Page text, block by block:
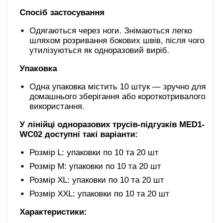
Спосіб застосування
Одягаються через ноги. Знімаються легко
шляхом розривання бокових швів, після чого
утилізуються як одноразовий виріб.
Упаковка
Одна упаковка містить 10 штук — зручно для
домашнього зберігання або короткотривалого
використання.
У лінійці одноразових трусів-підгузків MED1-
WC02 доступні такі варіанти:
Розмір L: упаковки по 10 та 20 шт
Розмір M: упаковки по 10 та 20 шт
Розмір XL: упаковки по 10 та 20 шт
Розмір XХL: упаковки по 10 та 20 шт
Характеристики: